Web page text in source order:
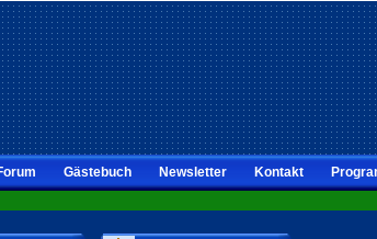
Gästebuch Newsletter Kontakt